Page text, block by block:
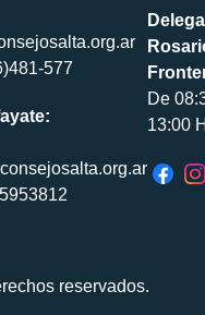
577
De
13:00
reservados.